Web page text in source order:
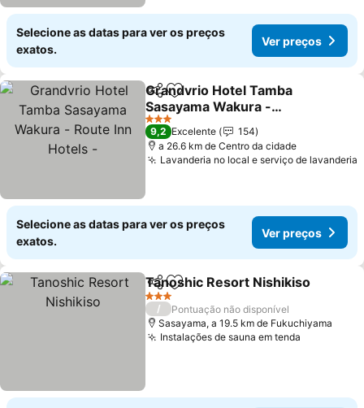
Selecione as datas para ver os preços
exatos.
Ver preços
PartilharAdicionar aos favoritos
Grandvrio Hotel Tamba
Sasayama Wakura -
Route Inn Hotels -
3 Estrelas
9,2 Excelente
154
a 26.6 km de Centro da cidade
Lavanderia no local e serviço de lavanderia
Selecione as datas para ver os preços
exatos.
Ver preços
PartilharAdicionar aos favoritos
Tanoshic Resort Nishikiso
3 Estrelas
/
Pontuação não disponível
Sasayama, a 19.5 km de Fukuchiyama
Instalações de sauna em tenda